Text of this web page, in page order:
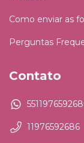
Como enviar as
Perguntas
Contato
11976592686